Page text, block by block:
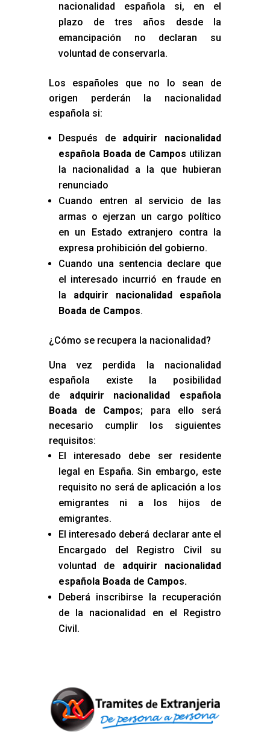
nacionalidad española si, en el
plazo de tres años desde la
emancipación no declaran su
voluntad de conservarla.
Los españoles que no lo sean de
origen perderán la nacionalidad
española si:
Después de adquirir nacionalidad
española Boada de Campos utilizan
la nacionalidad a la que hubieran
renunciado
Cuando entren al servicio de las
armas o ejerzan un cargo político
en un Estado extranjero contra la
expresa prohibición del gobierno.
Cuando una sentencia declare que
el interesado incurrió en fraude en
la adquirir nacionalidad española
Boada de Campos.
¿Cómo se recupera la nacionalidad?
Una vez perdida la nacionalidad
española existe la posibilidad
de adquirir nacionalidad española
Boada de Campos; para ello será
necesario cumplir los siguientes
requisitos:
El interesado debe ser residente
legal en España. Sin embargo, este
requisito no será de aplicación a los
emigrantes ni a los hijos de
emigrantes.
El interesado deberá declarar ante el
Encargado del Registro Civil su
voluntad de adquirir nacionalidad
española Boada de Campos.
Deberá inscribirse la recuperación
de la nacionalidad en el Registro
Civil.